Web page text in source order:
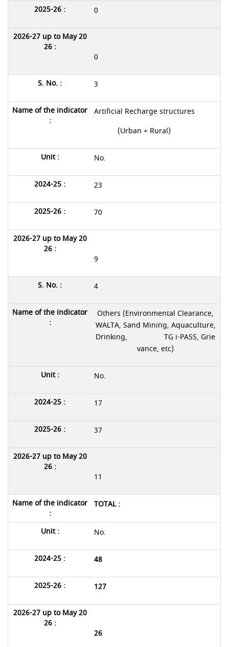
0
0
3
Artificial Recharge structures
(Urban + Rural)
No.
23
70
9
4
Others (Environmental Clearance,
WALTA, Sand Mining, Aquaculture,
Drinking, TG i-PASS, Grie
vance, etc)
No.
17
37
11
TOTAL :
No.
48
127
26